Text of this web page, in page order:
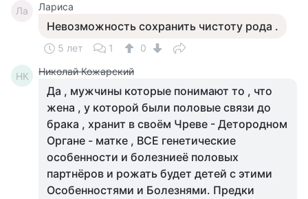
Ла Лариса
Невозможность сохранить чистоту рода .
5 лет 1 0
НК Николай Кожарский
Да , мужчины которые понимают то , что
жена , у которой были половые связи до
брака , хранит в своём Чреве - Детородном
Органе - матке , ВСЕ генетические
особенности и болезниеё половых
партнёров и рожать будет детей с этими
Особенностями и Болезнями. Предки